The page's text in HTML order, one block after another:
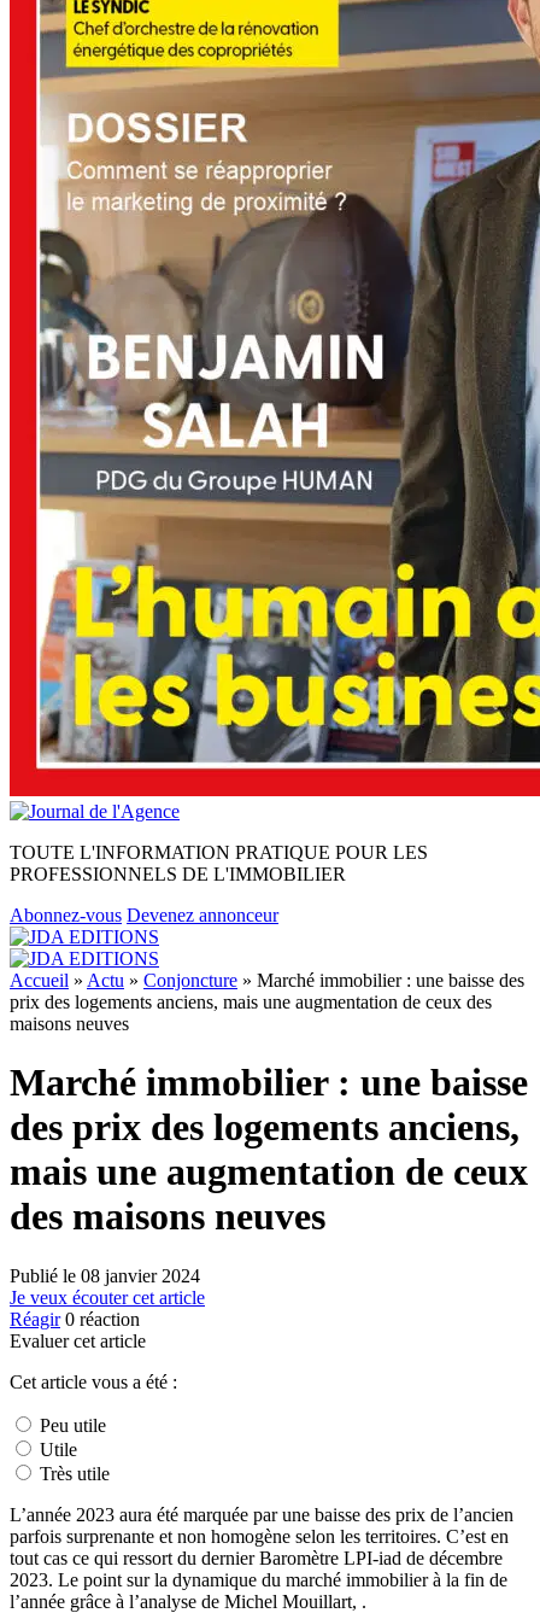
TOUTE L'INFORMATION PRATIQUE POUR LES
PROFESSIONNELS DE L'IMMOBILIER
Abonnez-vous Devenez annonceur
Accueil » Actu » Conjoncture » Marché immobilier : une baisse des
prix des logements anciens, mais une augmentation de ceux des
maisons neuves
Marché immobilier : une baisse
des prix des logements anciens,
mais une augmentation de ceux
des maisons neuves
Publié le 08 janvier 2024
Je veux écouter cet article
Réagir 0 réaction
Evaluer cet article
Cet article vous a été :
Peu utile
Utile
Très utile
L’année 2023 aura été marquée par une baisse des prix de l’ancien
parfois surprenante et non homogène selon les territoires. C’est en
tout cas ce qui ressort du dernier Baromètre LPI-iad de décembre
2023. Le point sur la dynamique du marché immobilier à la fin de
l’année grâce à l’analyse de Michel Mouillart, .